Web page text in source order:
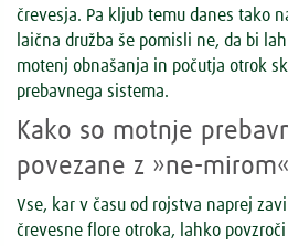
črevesja. Pa kljub temu danes tako
laična družba še pomisli ne, da bi
motenj obnašanja in počutja otrok
prebavnega sistema.
Kako so motnje
povezane z »ne-
Vse, kar v času od rojstva naprej
črevesne flore otroka, lahko